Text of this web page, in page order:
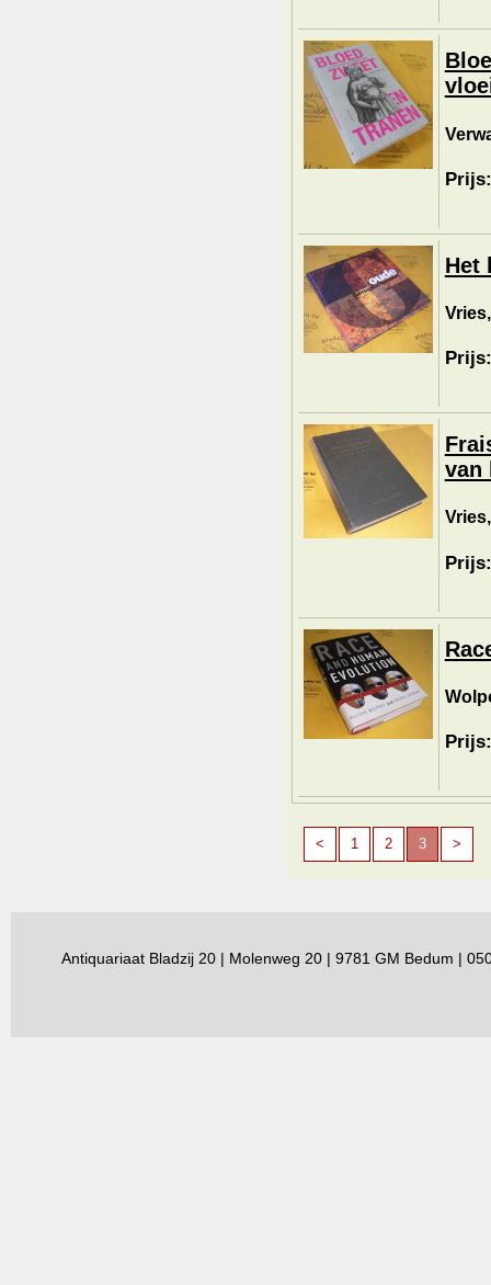
Het
van
< 1 2 3 >
Antiquariaat Bladzij 20 | Molenweg 20 | 9781 GM Bedum |